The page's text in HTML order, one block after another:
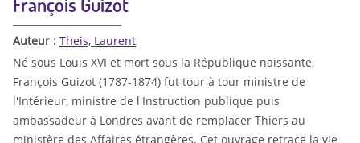
Auteur : Theis, Laurent
Né sous Louis XVI et mort sous la République naissante,
François Guizot (1787-1874) fut tour à tour ministre de
l'Intérieur, ministre de l'Instruction publique puis
ambassadeur à Londres avant de remplacer Thiers au
ministère des Affaires étrangères. Cet ouvrage retrace la vie